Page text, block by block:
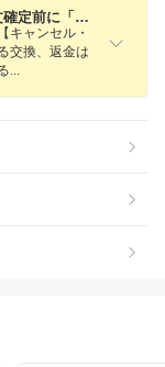
ショップからの重要なお知らせ ※注文確定前に「さらに表示」をクリック頂き必ずご確認下さい。
キャンセル・
交換、返金は